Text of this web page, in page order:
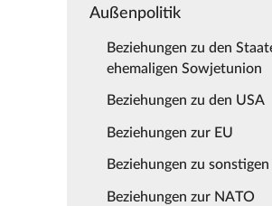
Außenpolitik
Beziehungen zu den
ehemaligen Sowjetunion
Beziehungen zu den USA
Beziehungen zur EU
Beziehungen zu
Beziehungen zur NATO